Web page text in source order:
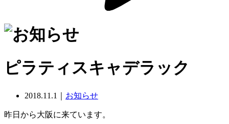
ピラティスキャデラック
2018.11.1｜ お知らせ
昨日から大阪に来ています。